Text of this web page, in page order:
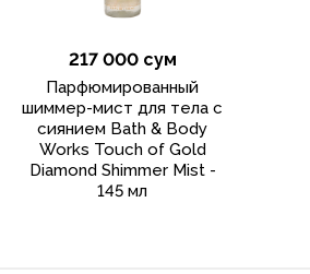
217 000 сум
Парфюмированный
шиммер-мист для тела с
сиянием Bath & Body
Works Touch of Gold
Diamond Shimmer Mist -
145 мл